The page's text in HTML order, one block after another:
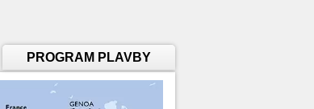
PROGRAM PLAVBY